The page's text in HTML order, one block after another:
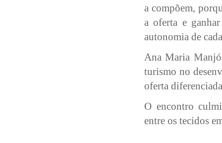
a compõem,
a oferta e
autonomia de
Ana Maria
turismo no
oferta
O encontro
entre os tecidos